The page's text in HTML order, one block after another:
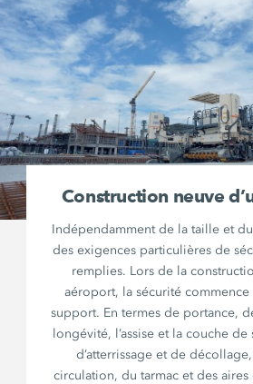
Construction neuve
Indépendamment de la taille et
des exigences particulières de
remplies. Lors de la
aéroport, la sécurité
support. En termes de portance,
longévité, l’assise et la couche de
d’atterrissage et de
circulation, du tarmac et des